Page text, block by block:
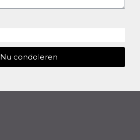
Nu condoleren